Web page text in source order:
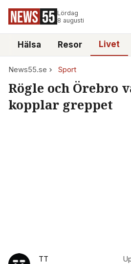
Lördag
8 augusti
Hälsa Resor Livet
News55.se Sport
Rögle och Örebro
kopplar greppet
TT